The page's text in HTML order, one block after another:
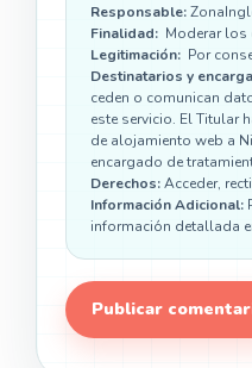
Responsable:
Finalidad: Moderar los
Legitimación: Por
Destinatarios y
ceden o comunican
este servicio. El Titular
de alojamiento web a
encargado de
Derechos:Acceder,
Información Adicional:
información detallada